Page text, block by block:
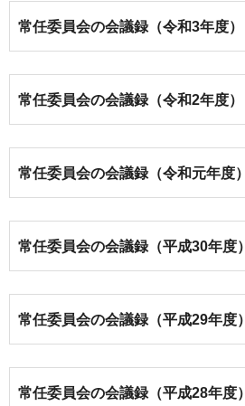
常任委員会の会議録（令和3年度）
常任委員会の会議録（令和2年度）
常任委員会の会議録（令和元年度）
常任委員会の会議録（平成30年度）
常任委員会の会議録（平成29年度）
常任委員会の会議録（平成28年度）